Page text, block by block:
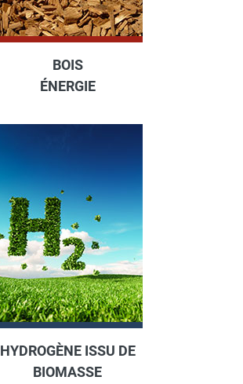
BOIS
ÉNERGIE
HYDROGÈNE ISSU DE
BIOMASSE